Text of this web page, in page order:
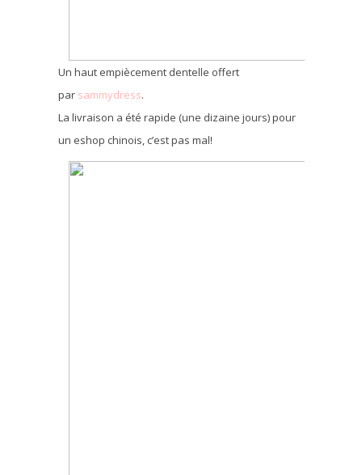
Un haut empiècement dentelle offert
par sammydress.
La livraison a été rapide (une dizaine jours) pour
un eshop chinois, c’est pas mal!